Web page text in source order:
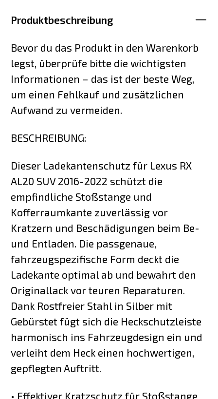
Produktbeschreibung
Bevor du das Produkt in den Warenkorb
legst, überprüfe bitte die wichtigsten
Informationen – das ist der beste Weg,
um einen Fehlkauf und zusätzlichen
Aufwand zu vermeiden.
BESCHREIBUNG:
Dieser Ladekantenschutz für Lexus RX
AL20 SUV 2016-2022 schützt die
empfindliche Stoßstange und
Kofferraumkante zuverlässig vor
Kratzern und Beschädigungen beim Be-
und Entladen. Die passgenaue,
fahrzeugspezifische Form deckt die
Ladekante optimal ab und bewahrt den
Originallack vor teuren Reparaturen.
Dank Rostfreier Stahl in Silber mit
Gebürstet fügt sich die Heckschutzleiste
harmonisch ins Fahrzeugdesign ein und
verleiht dem Heck einen hochwertigen,
gepflegten Auftritt.
• Effektiver Kratzschutz für Stoßstange